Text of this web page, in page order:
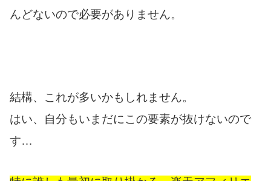
んどないので必要がありません。
結構、これが多いかもしれません。
はい、自分もいまだにこの要素が抜けないので
す…